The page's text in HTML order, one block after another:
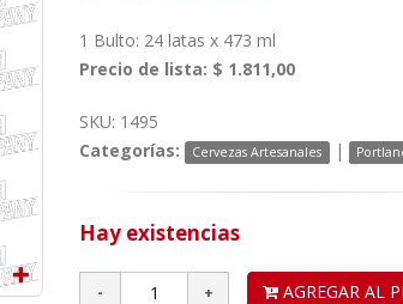
1 Bulto: 24 latas x 473 ml
Precio de lista: $ 1.811,00
SKU: 1495
Categorías: Cervezas Artesanales |
Hay existencias
AGREGAR AL